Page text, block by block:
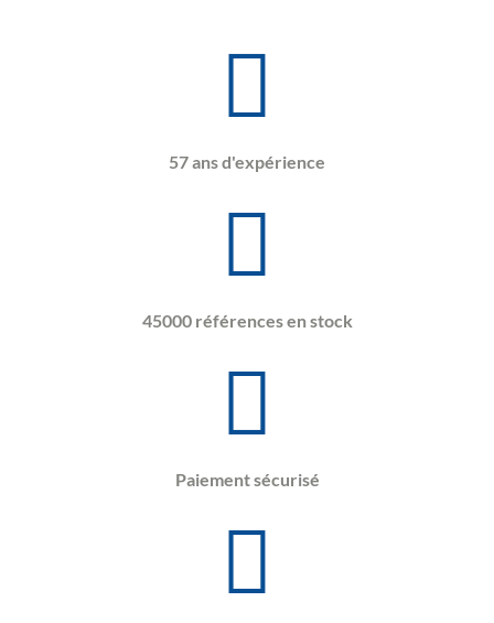
57 ans d'expérience
45000 références en stock
Paiement sécurisé